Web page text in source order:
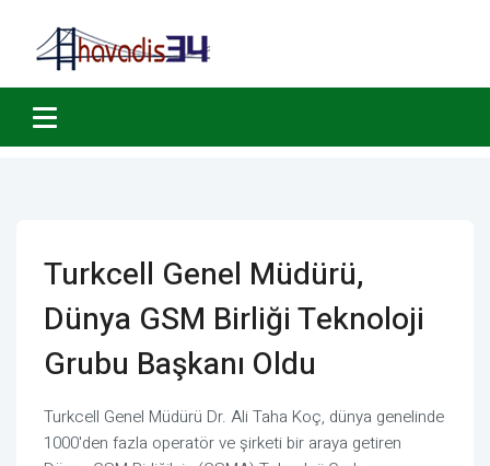
Turkcell Genel Müdürü,
Dünya GSM Birliği Teknoloji
Grubu Başkanı Oldu
Turkcell Genel Müdürü Dr. Ali Taha Koç, dünya genelinde
1000'den fazla operatör ve şirketi bir araya getiren